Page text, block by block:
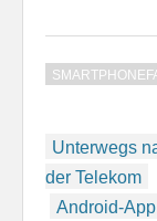
4S mit meiner
o2-Karte, das
Galaxy Tab 8.9
und mein
Notebook…
Unterwegs
der Telekom
Android-